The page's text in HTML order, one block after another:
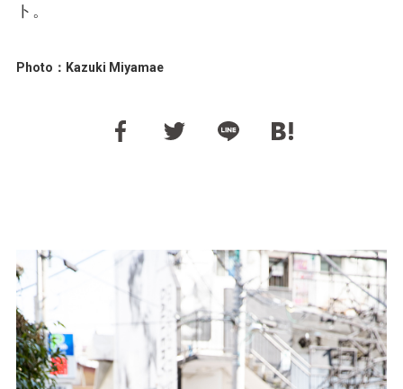
ト。
Photo：Kazuki Miyamae